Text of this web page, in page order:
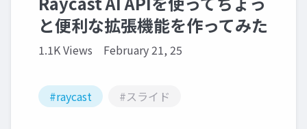
と便利な拡張機能を作ってみた
1.1K Views February 21, 25
#raycast #スライド